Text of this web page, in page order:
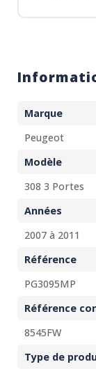
Marque
Peugeot
Modèle
308 3 Portes
Années
2007 à 2011
Référence
PG3095MP
Référence
8545FW
Type de